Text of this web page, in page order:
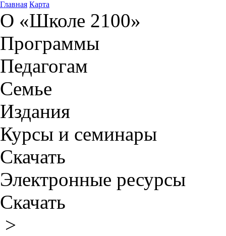
Главная Карта
О «Школе 2100»
Программы
Педагогам
Семье
Издания
Курсы и семинары
Скачать
Электронные ресурсы
Скачать
>